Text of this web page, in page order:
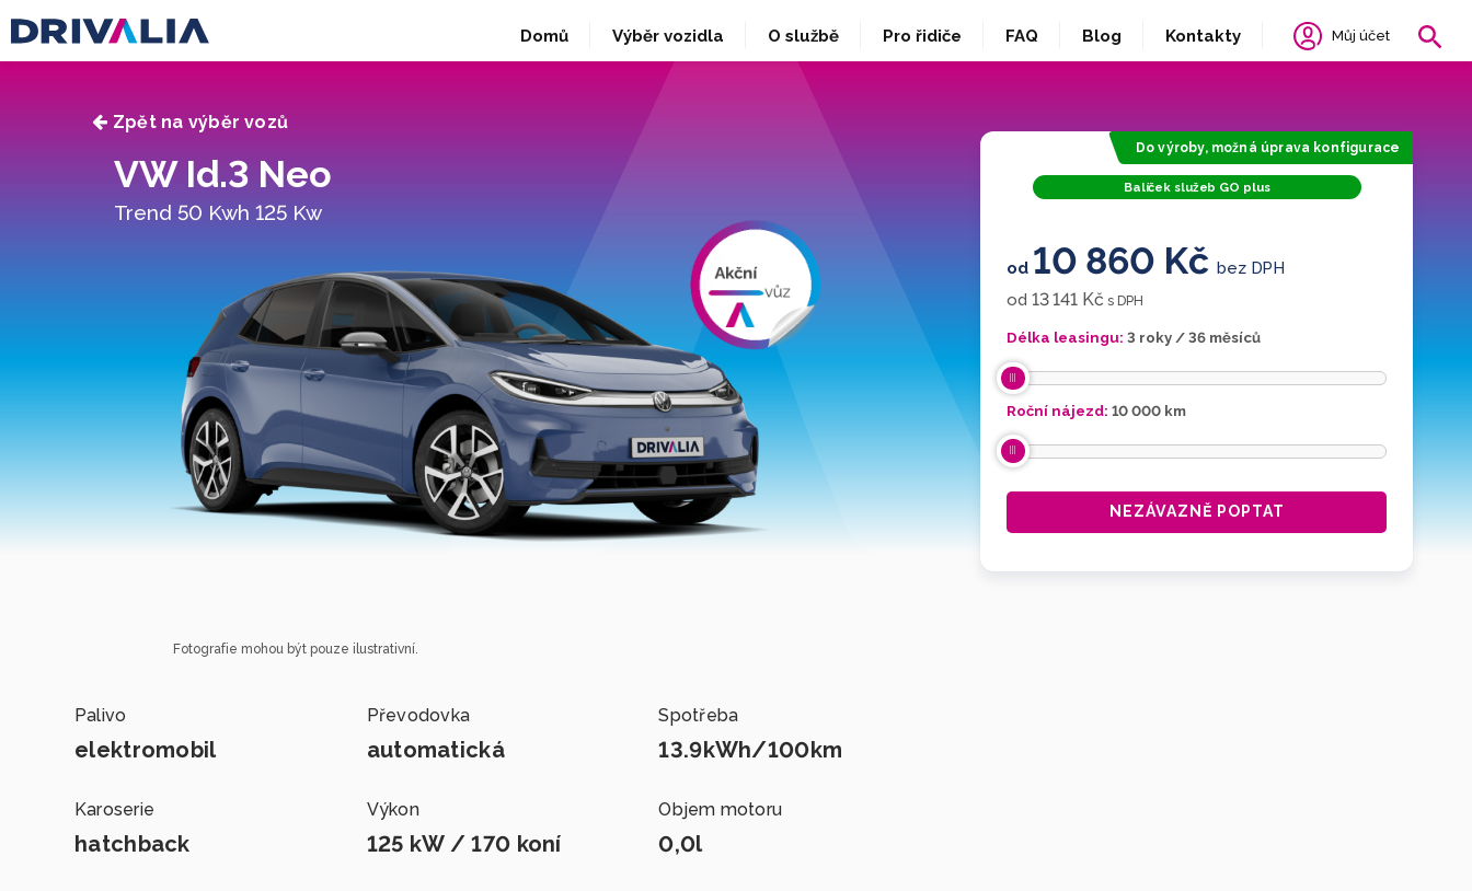
Domů Výběr vozidla O službě Pro řidiče FAQ Blog Kontakty Můj účet
Zpět na výběr vozů
VW Id.3 Neo
Trend 50 Kwh 125 Kw
Fotografie mohou být pouze ilustrativní.
Do výroby, možná úprava konfigurace
Balíček služeb GO plus
od 10 860 Kčbez DPH
od 13 141 Kčs DPH
Délka leasingu:3 roky / 36 měsíců
Roční nájezd:10 000 km
NEZÁVAZNĚ POPTAT
Palivo
elektromobil
Převodovka
automatická
Spotřeba
13.9kWh/100km
Karoserie
hatchback
Výkon
125 kW / 170 koní
Objem motoru
0,0l